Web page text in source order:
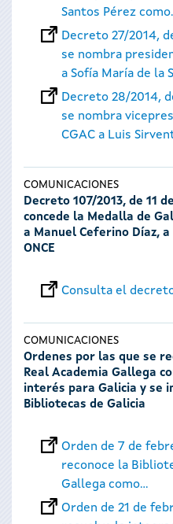
Santos Pérez
Decreto 27/2014,
se nombra
a Sofía María de la
Decreto 28/2014,
se nombra
CGAC a Luis
COMUNICACIONES
Decreto 107/2013, de 11
concede la Medalla de
a Manuel Ceferino Díaz,
ONCE
Consulta el
COMUNICACIONES
Ordenes por las que se
Real Academia Gallega
interés para Galicia y se
Bibliotecas de Galicia
Orden de 7 de
reconoce la
Gallega como...
Orden de 21 de